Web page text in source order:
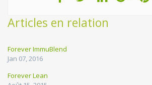
Articles en relation
Forever ImmuBlend
Jan 07, 2016
Forever Lean